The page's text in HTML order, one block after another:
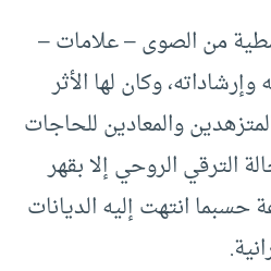
من الصوى – علامات –
وكان لها الأثر
والمعادين للحاجات
الترقي الروحي إلا بقهر
حسبما انتهت إليه الديانات